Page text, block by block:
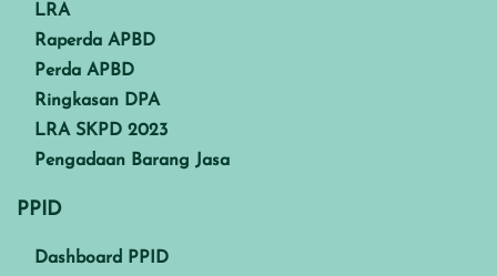
LRA
Raperda APBD
Perda APBD
Ringkasan DPA
LRA SKPD 2023
Pengadaan Barang Jasa
PPID
Dashboard PPID